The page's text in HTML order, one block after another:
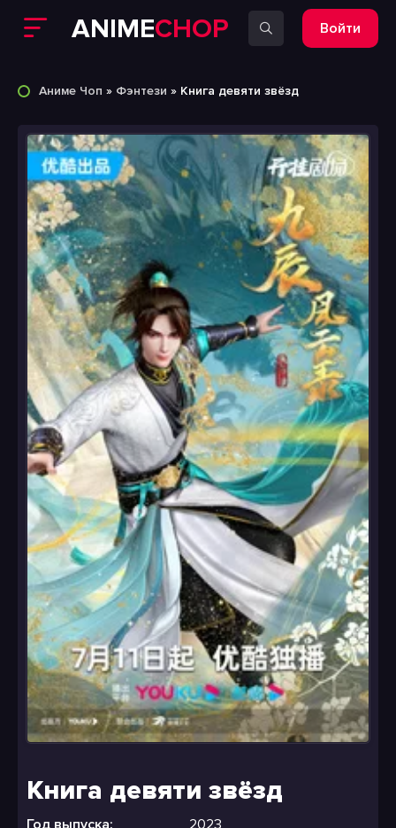
ANIMECHOP Войти
Аниме Чоп » Фэнтези » Книга девяти звёзд
Книга девяти звёзд
Год выпуска:
2023